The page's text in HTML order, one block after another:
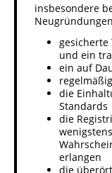
insbesondere
gesicherte
und ein
ein auf
die
Standards
die
erlangen
die